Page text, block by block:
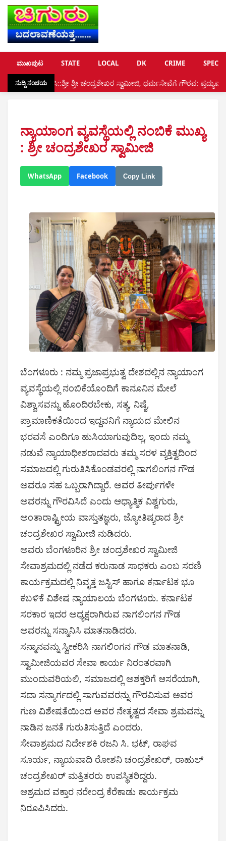
ಮುಖಪುಟ STATE LOCAL DK CRIME
ಸುದ್ದಿ ಸಂಚಯ
ಶ್ರೀ ಚಂದ್ರಶೇಖರ ಸ್ವಾಮೀಜಿ, ಧರ್ಮಸೇವೆಗೆ ಗೌರವ: ಪ್ರದ್ಯುಮ್ನ ರಾವ್ ಶಿಬರೂರುಗೆ
ನ್ಯಾಯಾಂಗ ವ್ಯವಸ್ಥೆಯಲ್ಲಿ ನಂಬಿಕೆ ಮುಖ್ಯ
: ಶ್ರೀ ಚಂದ್ರಶೇಖರ ಸ್ವಾಮೀಜಿ
WhatsApp Facebook Copy Link
ಬೆಂಗಳೂರು : ನಮ್ಮ ಪ್ರಜಾಪ್ರಭುತ್ವ ದೇಶದಲ್ಲಿನ ನ್ಯಾಯಾಂಗ
ವ್ಯವಸ್ಥೆಯಲ್ಲಿ ನಂಬಿಕೆಯೊಂದಿಗೆ ಕಾನೂನಿನ ಮೇಲೆ
ವಿಶ್ವಾಸವನ್ನು ಹೊಂದಿರಬೇಕು, ಸತ್ಯ, ನಿಷ್ಠೆ,
ಪ್ರಾಮಾಣಿಕತೆಯಿಂದ ಇದ್ದವನಿಗೆ ನ್ಯಾಯದ ಮೇಲಿನ
ಭರವಸೆ ಎಂದಿಗೂ ಹುಸಿಯಾಗುವುದಿಲ್ಲ, ಇಂದು ನಮ್ಮ
ನಡುವೆ ನ್ಯಾಯಾಧೀಶರಾದವರು ತಮ್ಮ ಸರಳ ವ್ಯಕ್ತಿತ್ವದಿಂದ
ಸಮಾಜದಲ್ಲಿ ಗುರುತಿಸಿಕೊಂಡವರಲ್ಲಿ ನಾಗಲಿಂಗನ ಗೌಡ
ಅವರೂ ಸಹ ಒಬ್ಬರಾಗಿದ್ದಾರೆ. ಅವರ ತೀರ್ಪುಗಳೇ
ಅವರನ್ನು ಗೌರವಿಸಿದೆ ಎಂದು ಆಧ್ಯಾತ್ಮಿಕ ವಿಶ್ವಗುರು,
ಅಂತಾರಾಷ್ಟ್ರೀಯ ವಾಸ್ತುತಜ್ಞರು, ಜ್ಯೋತಿಷ್ಯರಾದ ಶ್ರೀ
ಚಂದ್ರಶೇಖರ ಸ್ವಾಮೀಜಿ ನುಡಿದರು.
ಅವರು ಬೆಂಗಳೂರಿನ ಶ್ರೀ ಚಂದ್ರಶೇಖರ ಸ್ವಾಮೀಜಿ
ಸೇವಾಶ್ರಮದಲ್ಲಿ ನಡೆದ ಕರುನಾಡ ಸಾಧಕರು ಎಂಬ ಸರಣಿ
ಕಾರ್ಯಕ್ರಮದಲ್ಲಿ ನಿವೃತ್ತ ಜಸ್ಟಿಸ್ ಹಾಗೂ ಕರ್ನಾಟಕ ಭೂ
ಕಬಳಿಕೆ ವಿಶೇಷ ನ್ಯಾಯಾಲಯ ಬೆಂಗಳೂರು. ಕರ್ನಾಟಕ
ಸರಕಾರ ಇದರ ಅಧ್ಯಕ್ಷರಾಗಿರುವ ನಾಗಲಿಂಗನ ಗೌಡ
ಅವರನ್ನು ಸನ್ಮಾನಿಸಿ ಮಾತನಾಡಿದರು.
ಸನ್ಮಾನವನ್ನು ಸ್ವೀಕರಿಸಿ ನಾಗಲಿಂಗನ ಗೌಡ ಮಾತನಾಡಿ,
ಸ್ವಾಮೀಜಿಯವರ ಸೇವಾ ಕಾರ್ಯ ನಿರಂತರವಾಗಿ
ಮುಂದುವರಿಯಲಿ, ಸಮಾಜದಲ್ಲಿ ಅಶಕ್ತರಿಗೆ ಆಸರೆಯಾಗಿ,
ಸದಾ ಸನ್ಮಾರ್ಗದಲ್ಲಿ ಸಾಗುವವರನ್ನು ಗೌರವಿಸುವ ಅವರ
ಗುಣ ವಿಶೇಷತೆಯಿಂದ ಅವರ ನೇತೃತ್ವದ ಸೇವಾ ಶ್ರಮವನ್ನು
ನಾಡಿನ ಜನತೆ ಗುರುತಿಸುತ್ತಿದೆ ಎಂದರು.
ಸೇವಾಶ್ರಮದ ನಿರ್ದೇಶಕಿ ರಜನಿ ಸಿ. ಭಟ್, ರಾಘವ
ಸೂರ್ಯ, ನ್ಯಾಯವಾದಿ ರೋಶನಿ ಚಂದ್ರಶೇಖರ್, ರಾಹುಲ್
ಚಂದ್ರಶೇಖರ್ ಮತ್ತಿತರರು ಉಪಸ್ಥಿತರಿದ್ದರು.
ಆಶ್ರಮದ ವಕ್ತಾರ ನರೇಂದ್ರ ಕೆರೆಕಾಡು ಕಾರ್ಯಕ್ರಮ
ನಿರೂಪಿಸಿದರು.